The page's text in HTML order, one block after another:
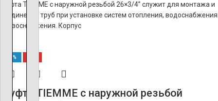
Муфта TIEMME с наружной резьбой 26×3/4’’ служит для монтажа и
соединения труб при установке систем отопления, водоснабжения
и газоснабжения. Корпус
-60%
Муфта TIEMME с наружной резьбой